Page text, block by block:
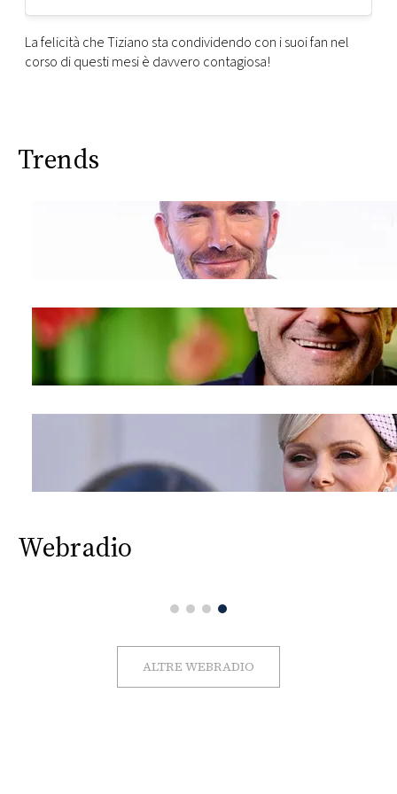
La felicità che Tiziano sta condividendo con i suoi fan nel
corso di questi mesi è davvero contagiosa!
Trends
Webradio
ALTRE WEBRADIO